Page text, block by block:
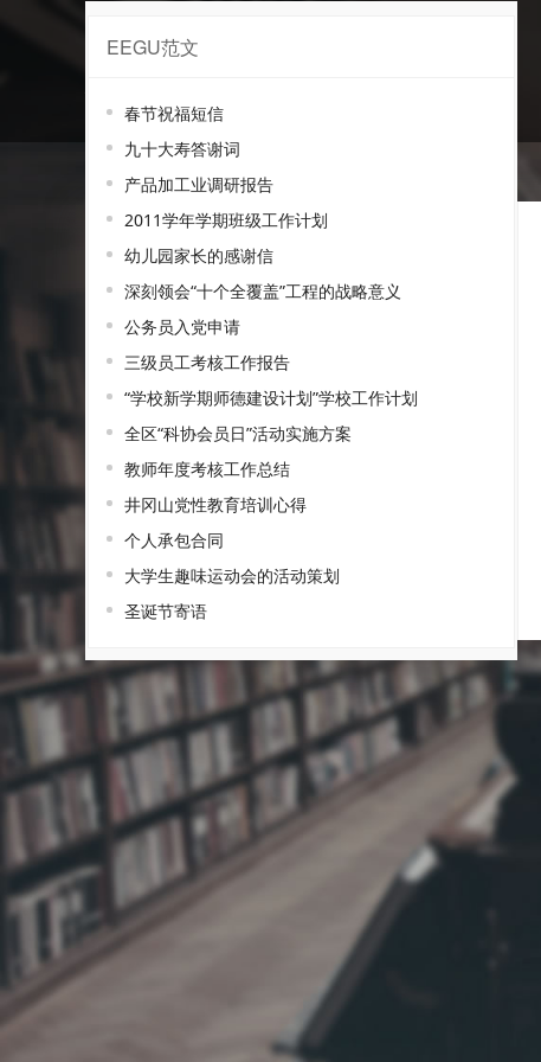
辉映范文
EEGU范文
春节祝福短信
九十大寿答谢词
产品加工业调研报告
2011学年学期班级工作计划
幼儿园家长的感谢信
深刻领会“十个全覆盖”工程的战略意义
公务员入党申请
三级员工考核工作报告
“学校新学期师德建设计划”学校工作计划
全区“科协会员日”活动实施方案
教师年度考核工作总结
井冈山党性教育培训心得
个人承包合同
大学生趣味运动会的活动策划
圣诞节寄语